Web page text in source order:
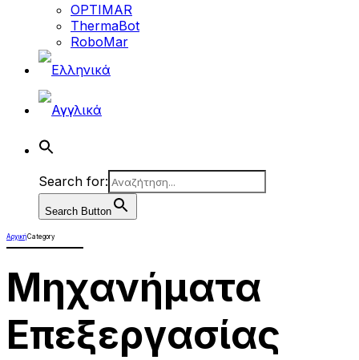
OPTIMAR
ThermaBot
RoboMar
Search for:
Search Button
ΑρχικήCategory
Μηχανήματα
Επεξεργασίας